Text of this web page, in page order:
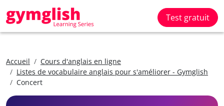
Test gratuit
Accueil
Cours d'anglais en ligne
Listes de vocabulaire anglais pour s'améliorer - Gymglish
Concert